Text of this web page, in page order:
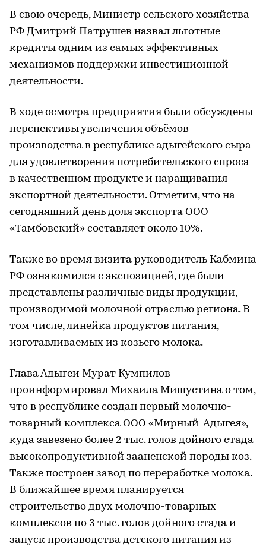
В свою очередь, Министр сельского хозяйства
РФ Дмитрий Патрушев назвал льготные
кредиты одним из самых эффективных
механизмов поддержки инвестиционной
деятельности.
В ходе осмотра предприятия были обсуждены
перспективы увеличения объёмов
производства в республике адыгейского сыра
для удовлетворения потребительского спроса
в качественном продукте и наращивания
экспортной деятельности. Отметим, что на
сегодняшний день доля экспорта ООО
«Тамбовский» составляет около 10%.
Также во время визита руководитель Кабмина
РФ ознакомился с экспозицией, где были
представлены различные виды продукции,
производимой молочной отраслью региона. В
том числе, линейка продуктов питания,
изготавливаемых из козьего молока.
Глава Адыгеи Мурат Кумпилов
проинформировал Михаила Мишустина о том,
что в республике создан первый молочно-
товарный комплекса ООО «Мирный-Адыгея»,
куда завезено более 2 тыс. голов дойного стада
высокопродуктивной зааненской породы коз.
Также построен завод по переработке молока.
В ближайшее время планируется
строительство двух молочно-товарных
комплексов по 3 тыс. голов дойного стада и
запуск производства детского питания из